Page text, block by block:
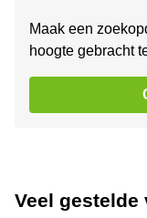
Maak een
hoogte gebracht
Veel